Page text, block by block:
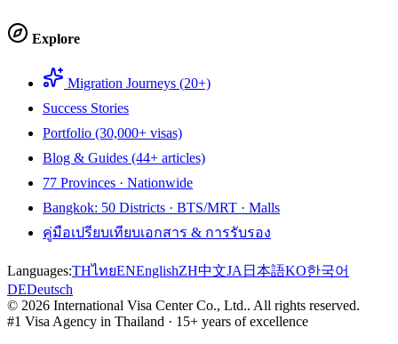
Explore
Migration Journeys (20+)
Success Stories
Portfolio (30,000+ visas)
Blog & Guides (44+ articles)
77 Provinces · Nationwide
Bangkok: 50 Districts · BTS/MRT · Malls
คู่มือเปรียบเทียบเอกสาร & การรับรอง
Languages:THไทยENEnglishZH中文JA 日本語KO한국어
DEDeutsch
© 2026 International Visa Center Co., Ltd.. All rights reserved.
#1 Visa Agency in Thailand · 15+ years of excellence